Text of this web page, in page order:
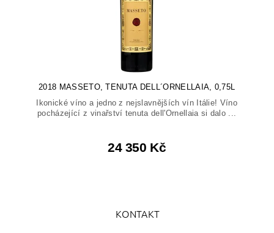
2018 MASSETO, TENUTA DELL´ORNELLAIA, 0,75L
Ikonické víno a jedno z nejslavnějších vín Itálie! Víno
pocházející z vinařství tenuta dell'Ornellaia si dalo ...
24 350 Kč
KONTAKT